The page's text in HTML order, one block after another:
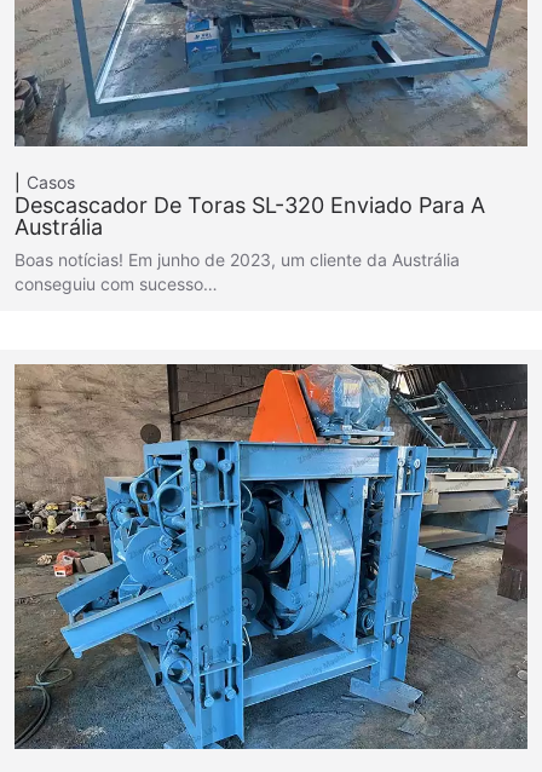
Casos
Descascador De Toras SL-320 Enviado Para A
Austrália
Boas notícias! Em junho de 2023, um cliente da Austrália
conseguiu com sucesso…